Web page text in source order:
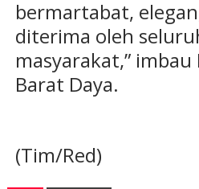
bermartabat,
diterima oleh
masyarakat,” imbau
Barat Daya.
(Tim/Red)